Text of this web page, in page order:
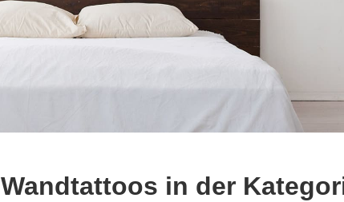
Wandtattoos in der